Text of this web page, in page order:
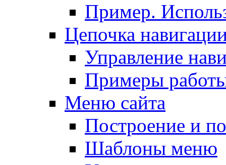
Пример.
Цепочка
Управление
Примеры
Меню сайта
Построение и
Шаблоны меню